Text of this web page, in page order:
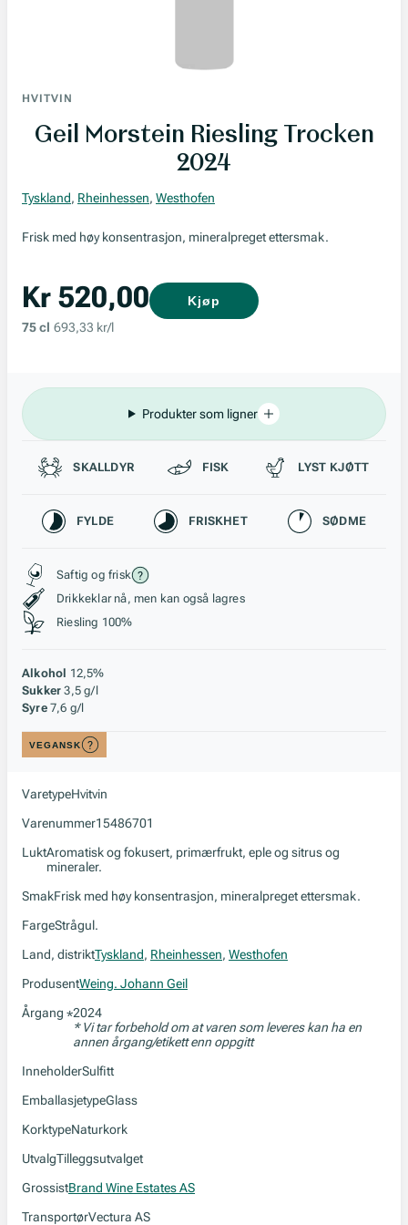
HVITVIN
Geil Morstein Riesling Trocken
2024
Tyskland, Rheinhessen, Westhofen
Frisk med høy konsentrasjon, mineralpreget ettersmak.
Kr 520,00
75 cl 693,33 kr/l
Kjøp
Produkter som ligner
Passer til
SKALLDYR FISK LYST KJØTT
Karakteristikk
FYLDE FRISKHET SØDME
Stil, lagring og råstoff
Saftig og frisk
Drikkeklar nå, men kan også lagres
Riesling 100%
Alkohol 12,5%
Sukker 3,5 g/l
Syre 7,6 g/l
VEGANSK
VaretypeHvitvin
Varenummer15486701
LuktAromatisk og fokusert, primærfrukt, eple og sitrus og
mineraler.
SmakFrisk med høy konsentrasjon, mineralpreget ettersmak.
FargeStrågul.
Land, distriktTyskland, Rheinhessen, Westhofen
ProdusentWeing. Johann Geil
Årgang *2024
* Vi tar forbehold om at varen som leveres kan ha en
annen årgang/etikett enn oppgitt
InneholderSulfitt
EmballasjetypeGlass
KorktypeNaturkork
UtvalgTilleggsutvalget
GrossistBrand Wine Estates AS
TransportørVectura AS